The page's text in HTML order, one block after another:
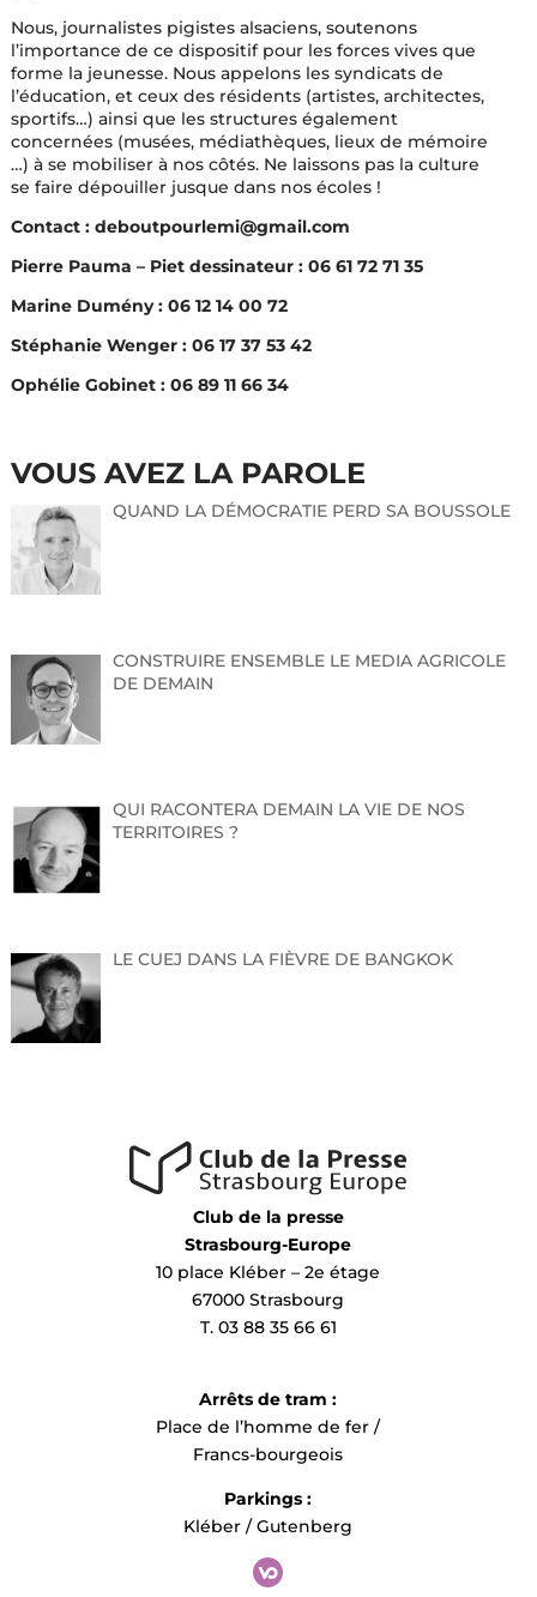
Nous, journalistes pigistes alsaciens, soutenons
l’importance de ce dispositif pour les forces vives que
forme la jeunesse. Nous appelons les syndicats de
l’éducation, et ceux des résidents (artistes, architectes,
sportifs…) ainsi que les structures également
concernées (musées, médiathèques, lieux de mémoire
…) à se mobiliser à nos côtés. Ne laissons pas la culture
se faire dépouiller jusque dans nos écoles !
Contact : deboutpourlemi@gmail.com
Pierre Pauma – Piet dessinateur : 06 61 72 71 35
Marine Dumény : 06 12 14 00 72
Stéphanie Wenger : 06 17 37 53 42
Ophélie Gobinet : 06 89 11 66 34
VOUS AVEZ LA PAROLE
QUAND LA DÉMOCRATIE PERD SA BOUSSOLE
CONSTRUIRE ENSEMBLE LE MEDIA AGRICOLE
DE DEMAIN
QUI RACONTERA DEMAIN LA VIE DE NOS
TERRITOIRES ?
LE CUEJ DANS LA FIÈVRE DE BANGKOK
Club de la presse
Strasbourg-Europe
10 place Kléber – 2e étage
67000 Strasbourg
T. 03 88 35 66 61
Arrêts de tram :
Place de l’homme de fer /
Francs-bourgeois
Parkings :
Kléber / Gutenberg